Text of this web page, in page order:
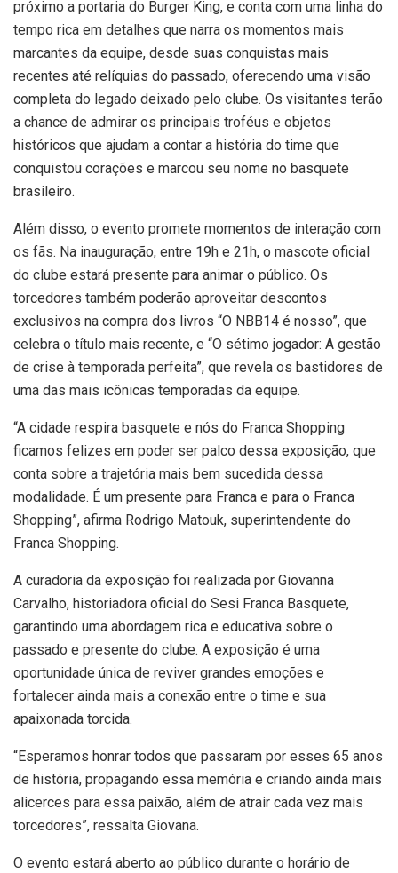
próximo a portaria do Burger King, e conta com uma linha do
tempo rica em detalhes que narra os momentos mais
marcantes da equipe, desde suas conquistas mais
recentes até relíquias do passado, oferecendo uma visão
completa do legado deixado pelo clube. Os visitantes terão
a chance de admirar os principais troféus e objetos
históricos que ajudam a contar a história do time que
conquistou corações e marcou seu nome no basquete
brasileiro.
Além disso, o evento promete momentos de interação com
os fãs. Na inauguração, entre 19h e 21h, o mascote oficial
do clube estará presente para animar o público. Os
torcedores também poderão aproveitar descontos
exclusivos na compra dos livros “O NBB14 é nosso”, que
celebra o título mais recente, e “O sétimo jogador: A gestão
de crise à temporada perfeita”, que revela os bastidores de
uma das mais icônicas temporadas da equipe.
“A cidade respira basquete e nós do Franca Shopping
ficamos felizes em poder ser palco dessa exposição, que
conta sobre a trajetória mais bem sucedida dessa
modalidade. É um presente para Franca e para o Franca
Shopping”, afirma Rodrigo Matouk, superintendente do
Franca Shopping.
A curadoria da exposição foi realizada por Giovanna
Carvalho, historiadora oficial do Sesi Franca Basquete,
garantindo uma abordagem rica e educativa sobre o
passado e presente do clube. A exposição é uma
oportunidade única de reviver grandes emoções e
fortalecer ainda mais a conexão entre o time e sua
apaixonada torcida.
“Esperamos honrar todos que passaram por esses 65 anos
de história, propagando essa memória e criando ainda mais
alicerces para essa paixão, além de atrair cada vez mais
torcedores”, ressalta Giovana.
O evento estará aberto ao público durante o horário de